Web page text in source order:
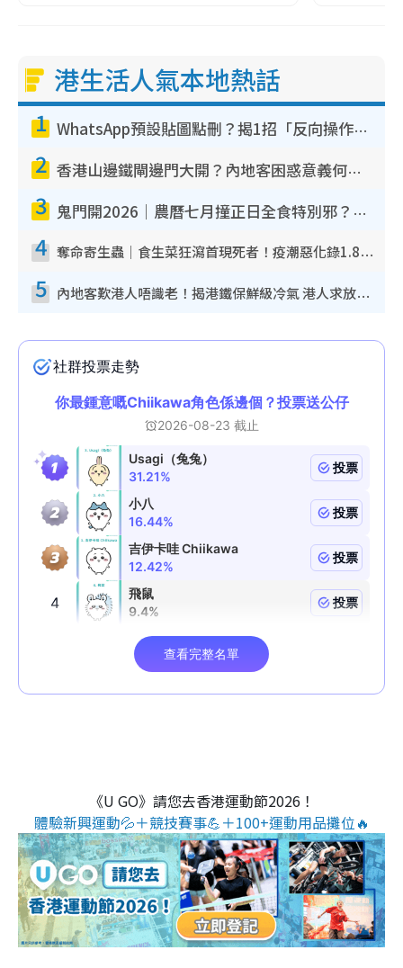
港生活人氣本地熱話
1 WhatsApp預設貼圖點刪？揭1招「反向操作」還原簡潔介面 附3步實測教學
2 香港山邊鐵閘邊門大開？內地客困惑意義何在！網民神回覆：呢種叫法理性防禦
3 鬼門開2026｜農曆七月撞正日全食特別邪？專家警告切忌做一事！揭4大禁忌+2招保平安
4 奪命寄生蟲｜食生菜狂瀉首現死者！疫潮惡化錄1.8萬宗病例 揭洗菜3大謬誤
5 內地客歎港人唔識老！揭港鐵保鮮級冷氣 港人求放過：咪投訴
《U GO》請您去香港運動節2026！
體驗新興運動💦＋競技賽事💪＋100+運動用品攤位🔥